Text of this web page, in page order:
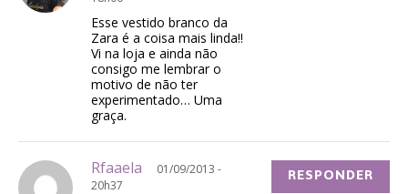
Esse vestido branco da
Zara é a coisa mais linda!!
Vi na loja e ainda não
consigo me lembrar o
motivo de não ter
experimentado… Uma
graça.
Rfaaela
01/09/2013 -
20h37
RESPONDER